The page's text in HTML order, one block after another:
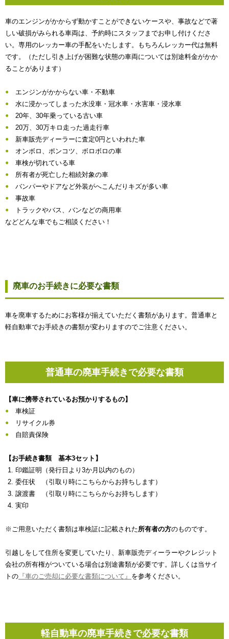
車のエンジンがかからず動かすことができないケースや、事故などで著
しい破損がみられる車両は、予約時にスタッフまでお申し付けくださ
い。専用のレッカー車の手配をいたします。もちろんレッカー代は無料
です。（ただし引き上げが困難な状態の車両については別途料金がかか
ることがあります）
エンジンがかからない車・不動車
水に浸かってしまった水没車・冠水車・水害車・浸水車
20年、30年乗っている古い車
20万、30万キロ走った過走行車
新車販売ディーラーに査定0円といわれた車
オンボロ、ポンコツ、ボロボロの車
車検が切れている車
所有者が死亡した相続対象の車
バンパーやドアなど外装がへこんだりキズが多い車
事故車
トラックやバス、バンなどの商用車
などどんな車でもご相談ください！
廃車のお手続きに必要な書類
車を廃車するためにお客様が揃えていただく書類があります。普通車と
軽自動車でお手続きの書類が変わりますのでご注意ください。
普通車の廃車手続きで必要な書類
【車に携帯されているお預かりするもの】
車検証
リサイクル券
自賠責保険
【お手続き書類 基本3セット】
印鑑証明（発行日より3か月以内のもの）
委任状 （引取り時にこちらからお持ちします）
譲渡書 （引取り時にこちらからお持ちします）
実印
※ご用意いただく書類は車検証に記載された所有者の方のものです。
引越しをして住所を変更していたり、新車販売ディーラーやクレジット
会社の所有権がついている場合は別途書類が必要です。詳しくは当サイ
トの 『車のご売却に必要な書類について』 を参考ください。
軽自動車の廃車手続きで必要な書類